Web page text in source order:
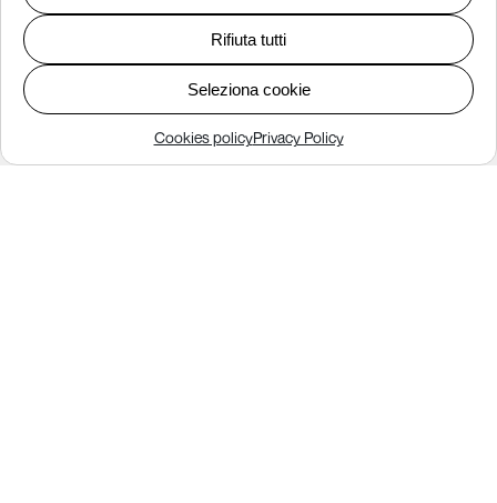
Rifiuta tutti
Seleziona cookie
Cookies policyPrivacy Policy
Trasparenza tecnica
Qualità dei servizi
Condizioni contrattuali
Carta dei servizi